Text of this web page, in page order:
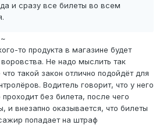
и сразу все билеты во всем
то продукта в магазине будет
Не надо мыслить так
такой закон отлично подойдёт для
Водитель говорит, что у него
без билета, после чего
и внезапно оказывается, что билеты
попадает на штраф